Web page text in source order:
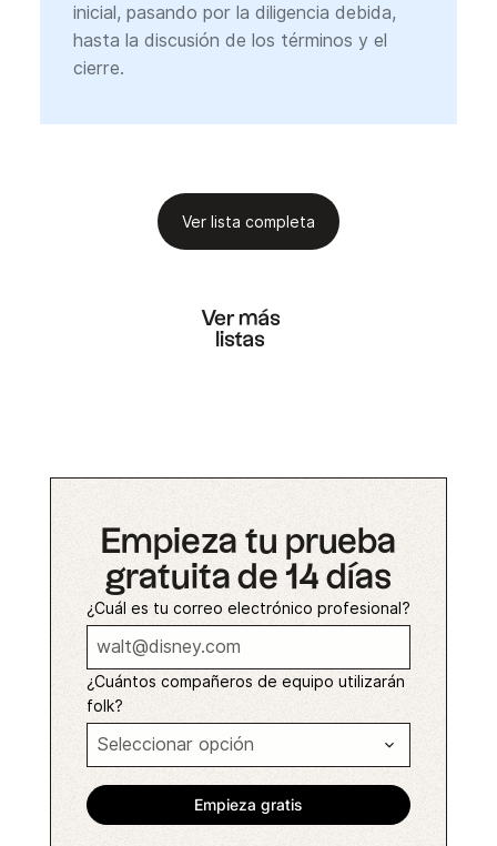
inicial, pasando por la diligencia debida,
hasta la discusión de los términos y el
cierre.
Ver lista completa
Ver más
listas
Empieza tu prueba
gratuita de 14 días
¿Cuál es tu correo electrónico profesional?
¿Cuántos compañeros de equipo utilizarán
folk?